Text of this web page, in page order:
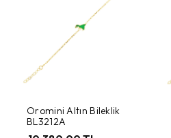
Oromini Altın Bileklik
BL3212A